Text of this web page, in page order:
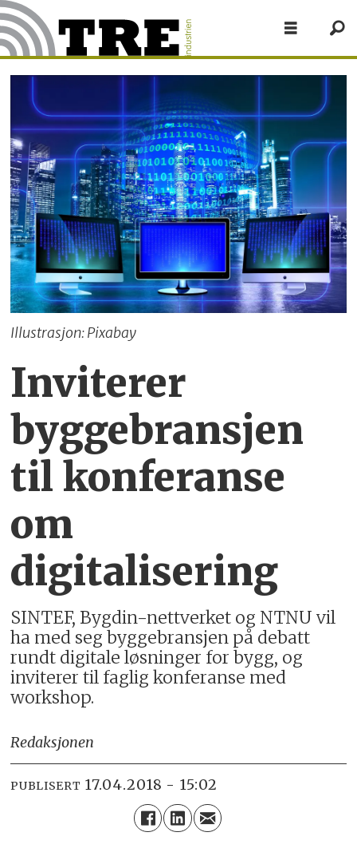
Illustrasjon: Pixabay
Inviterer
byggebransjen
til konferanse
om
digitalisering
SINTEF, Bygdin-nettverket og NTNU vil
ha med seg byggebransjen på debatt
rundt digitale løsninger for bygg, og
inviterer til faglig konferanse med
workshop.
Redaksjonen
PUBLISERT 17.04.2018 - 15:02